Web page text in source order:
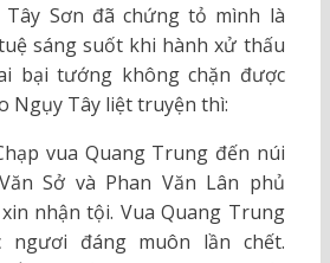
Sơn đã chứng tỏ mình là
sáng suốt khi hành xử thấu
bại tướng không chặn được
Ngụy Tây liệt truyện thì:
vua Quang Trung đến núi
Sở và Phan Văn Lân phủ
nhận tội. Vua Quang Trung
ngươi đáng muôn lần chết.